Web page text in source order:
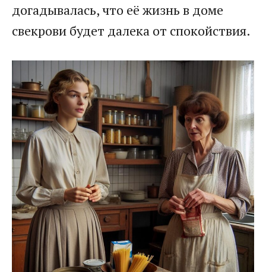
догадывалась, что её жизнь в доме
свекрови будет далека от спокойствия.​